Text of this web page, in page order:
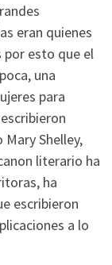
eran quienes
por esto que el
una
para
Shelley,
literario ha
ha
escribieron
a lo